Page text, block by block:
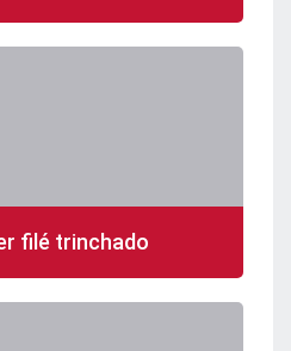
filé trinchado